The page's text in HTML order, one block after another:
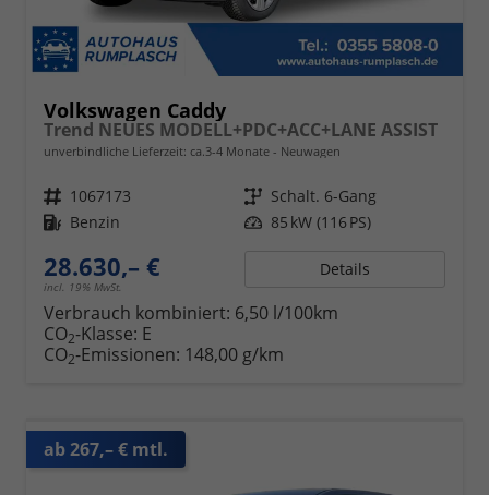
Volkswagen Caddy
Trend NEUES MODELL+PDC+ACC+LANE ASSIST
unverbindliche Lieferzeit: ca.3-4 Monate Neuwagen
Fahrzeugnr. 1067173 Getriebe Schalt. 6-Gang
Kraftstoff Benzin Leistung 85 kW (116 PS)
28.630,– €
incl. 19% MwSt.
Details
Verbrauch kombiniert: 6,50 l/100km
CO2-Klasse: E
CO2-Emissionen: 148,00 g/km
ab 267,– € mtl.